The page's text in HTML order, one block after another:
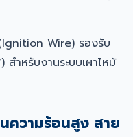
Wire) รองรับ
ำหรับงานระบบเผาไหม้
ความร้อนสูง สาย